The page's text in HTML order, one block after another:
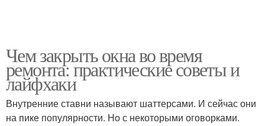
Чем закрыть окна во время
ремонта: практические советы и
лайфхаки
Внутренние ставни называют шаттерсами. И сейчас они
на пике популярности. Но с некоторыми оговорками.